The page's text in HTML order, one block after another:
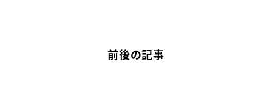
前後の記事